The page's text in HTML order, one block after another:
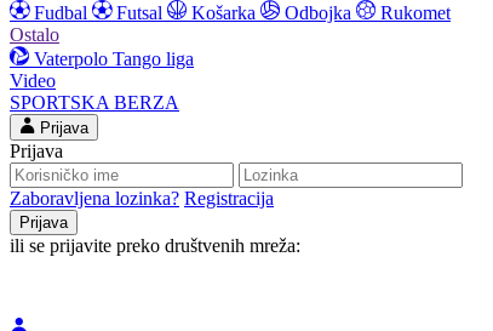
Fudbal
Futsal Košarka Odbojka
Rukomet
Ostalo
Vaterpolo Tango liga
Video
SPORTSKA BERZA
Prijava
Prijava
Zaboravljena lozinka? Registracija
ili se prijavite preko društvenih mreža: